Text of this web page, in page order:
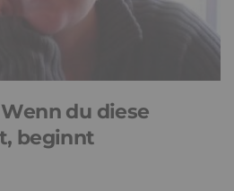
du diese
beginnt